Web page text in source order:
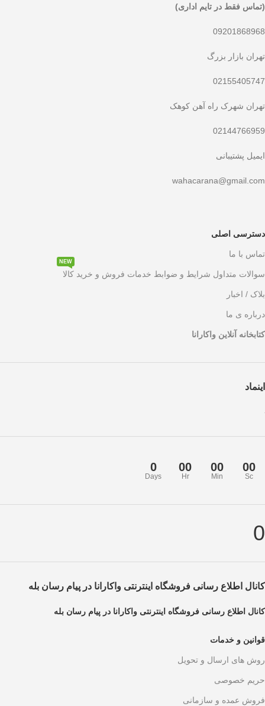
(تماس فقط در تایم اداری)
09201868968
تهران بازار بزرگ
02155405747
تهران شهرک راه آهن کوهک
02144766959
ایمیل پشتیبانی
wahacarana@gmail.com
دسترسی اصلی
تماس با ما
سوالات متداول شرایط و ضوابط خدمات فروش و خرید کالا
NEW
بلاک / اخبار
درباره ی ما
کتابخانه آنلاین واکارانا
اینماد
0
Days
00
Hr
00
Min
00
Sc
0
کانال اطلاع رسانی فروشگاه اینترنتی واکارانا در پیام رسان بله
کانال اطلاع رسانی فروشگاه اینترنتی واکارانا در پیام رسان بله
قوانین و خدمات
روش های ارسال و تحویل
حریم خصوصی
فروش عمده و سازمانی